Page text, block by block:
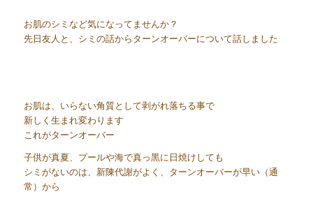
お肌のシミなど気になってませんか？
先日友人と、シミの話からターンオーバーについて話しました
お肌は、いらない角質として剥がれ落ちる事で
新しく生まれ変わります
これがターンオーバー
子供が真夏、プールや海で真っ黒に日焼けしても
シミがないのは、新陳代謝がよく、ターンオーバーが早い（通
常）から